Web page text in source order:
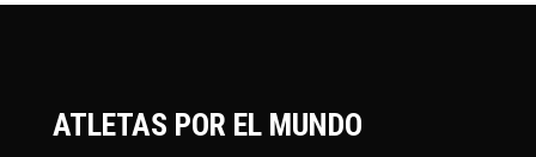
ATLETAS POR EL MUNDO